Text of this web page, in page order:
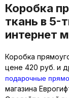
Коробка
ткань в 5-
интернет
Коробка
цене 420 руб. и
подарочные
магазина